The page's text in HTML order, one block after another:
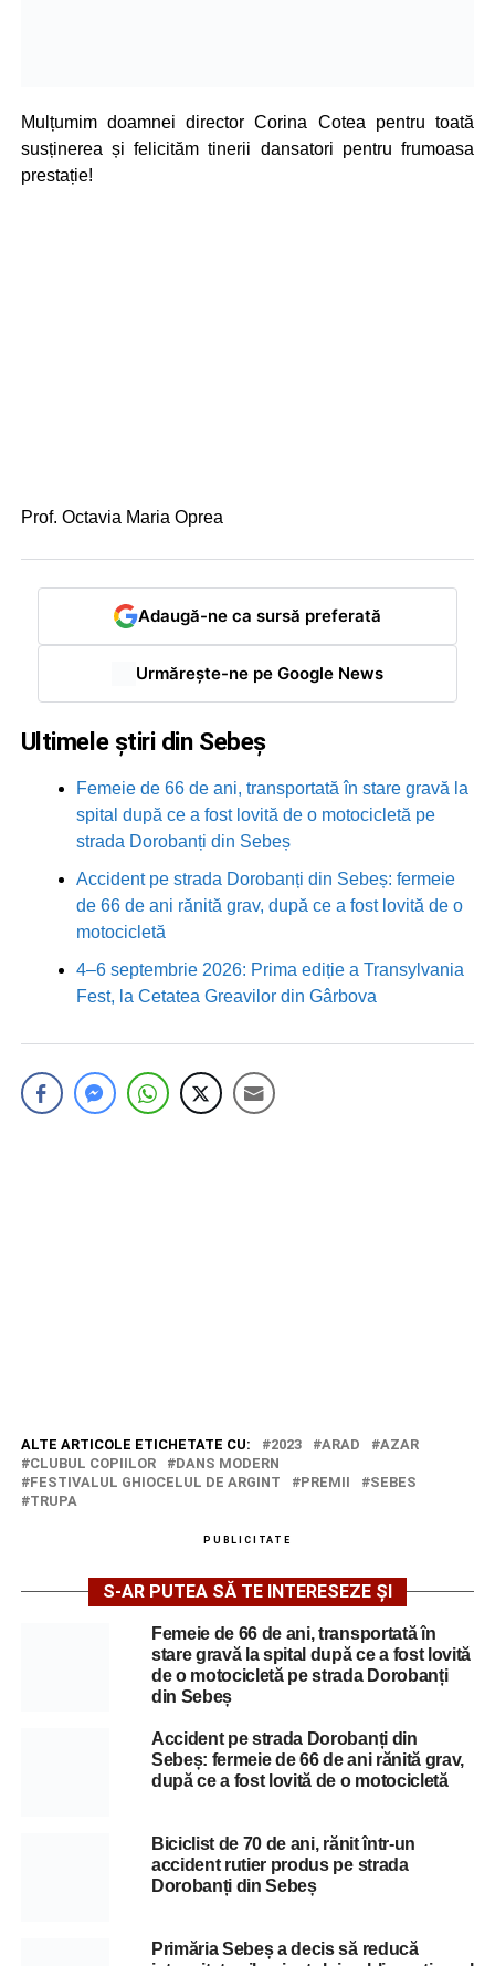
Mulțumim doamnei director Corina Cotea pentru toată
susținerea și felicităm tinerii dansatori pentru frumoasa
prestație!
Prof. Octavia Maria Oprea
Adaugă-ne ca sursă preferată
Urmărește-ne pe Google News
Ultimele știri din Sebeș
Femeie de 66 de ani, transportată în stare gravă la
spital după ce a fost lovită de o motocicletă pe
strada Dorobanți din Sebeș
Accident pe strada Dorobanți din Sebeș: fermeie
de 66 de ani rănită grav, după ce a fost lovită de o
motocicletă
4–6 septembrie 2026: Prima ediție a Transylvania
Fest, la Cetatea Greavilor din Gârbova
ALTE ARTICOLE ETICHETATE CU: 2023 ARAD
AZAR
CLUBUL COPIILOR
DANS MODERN
FESTIVALUL GHIOCELUL DE ARGINT
PREMII
SEBES
TRUPA
PUBLICITATE
S-AR PUTEA SĂ TE INTERESEZE ȘI
Femeie de 66 de ani, transportată în
stare gravă la spital după ce a fost lovită
de o motocicletă pe strada Dorobanți
din Sebeș
Accident pe strada Dorobanți din
Sebeș: fermeie de 66 de ani rănită grav,
după ce a fost lovită de o motocicletă
Biciclist de 70 de ani, rănit într-un
accident rutier produs pe strada
Dorobanți din Sebeș
Primăria Sebeș a decis să reducă